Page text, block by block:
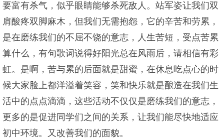
要富有杀气，似乎眼睛能够杀死敌人。站军姿让我们双
肩酸疼双脚麻木，但我们无需抱怨，它的辛苦和劳累，
是在磨练我们的不屈不饶的意志，人生苦短，受点苦累
算什么，有句歌词说得好阳光总在风雨后，请相信有彩
虹。是啊，苦与累的后面就是甜蜜，在休息吃点心的时
候大家脸上都洋溢着笑容，笑和快乐就是酿造在我们生
活中的点点滴滴，这些活动不仅仅是磨练我们的意志，
更多的是促进同学们之间的关系，让我们能尽快地适应
初中环境。又改善我们的面貌。